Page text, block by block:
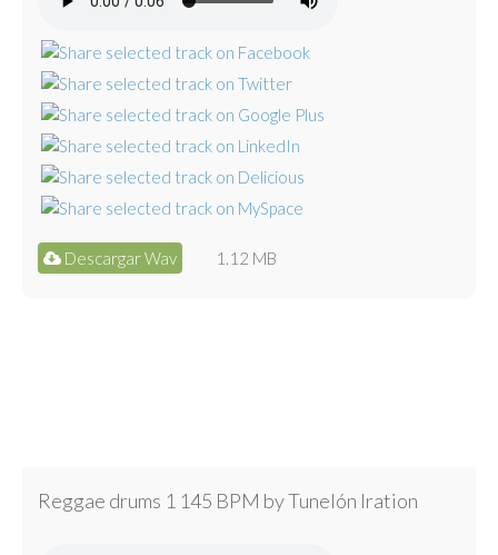
Descargar Wav 1.12 MB
Reggae drums 1 145 BPM by Tunelón Iration